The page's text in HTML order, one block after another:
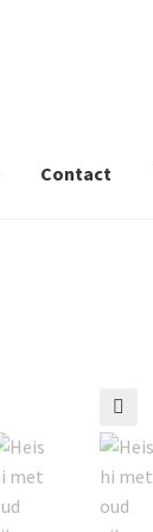
Contact
🔍